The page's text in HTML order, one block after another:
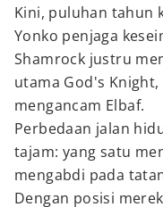
Kini, puluhan tahun
Yonko penjaga
Shamrock justru
utama God's
mengancam Elbaf.
Perbedaan jalan
tajam: yang satu
mengabdi pada
Dengan posisi